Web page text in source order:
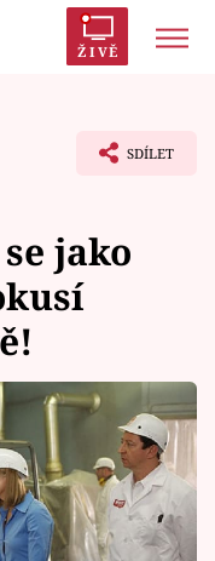
ŽIVĚ
SDÍLET
jako